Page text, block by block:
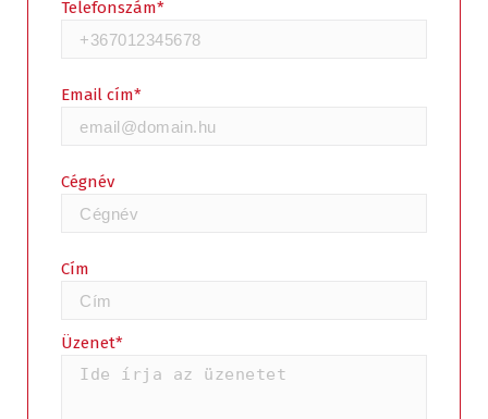
Telefonszám*
Email cím*
Cégnév
Cím
Üzenet*